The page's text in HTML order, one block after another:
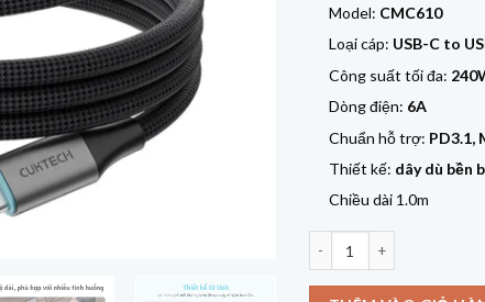
Model: CMC610
Loại cáp: USB-C to
Công suất tối đa:
Dòng điện: 6A
Chuẩn hỗ trợ: PD3.1,
Thiết kế: dây dù bền
Chiều dài 1.0m
Cáp dù Cuktech C to C